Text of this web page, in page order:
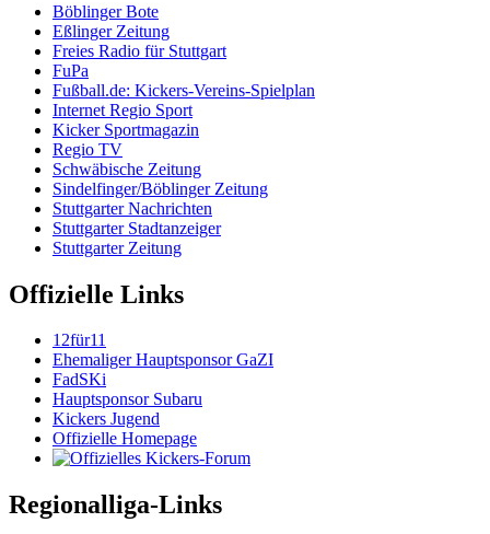
Böblinger Bote
Eßlinger Zeitung
Freies Radio für Stuttgart
FuPa
Fußball.de: Kickers-Vereins-Spielplan
Internet Regio Sport
Kicker Sportmagazin
Regio TV
Schwäbische Zeitung
Sindelfinger/Böblinger Zeitung
Stuttgarter Nachrichten
Stuttgarter Stadtanzeiger
Stuttgarter Zeitung
Offizielle Links
12für11
Ehemaliger Hauptsponsor GaZI
FadSKi
Hauptsponsor Subaru
Kickers Jugend
Offizielle Homepage
Regionalliga-Links